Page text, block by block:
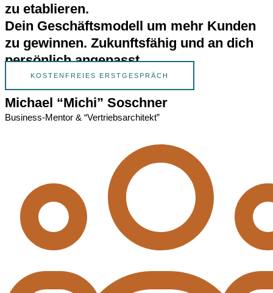
zu etablieren.
Dein Geschäftsmodell um mehr Kunden
zu gewinnen. Zukunftsfähig und an dich
persönlich angepasst.
KOSTENFREIES ERSTGESPRÄCH
Michael “Michi” Soschner
Business-Mentor & “Vertriebsarchitekt”